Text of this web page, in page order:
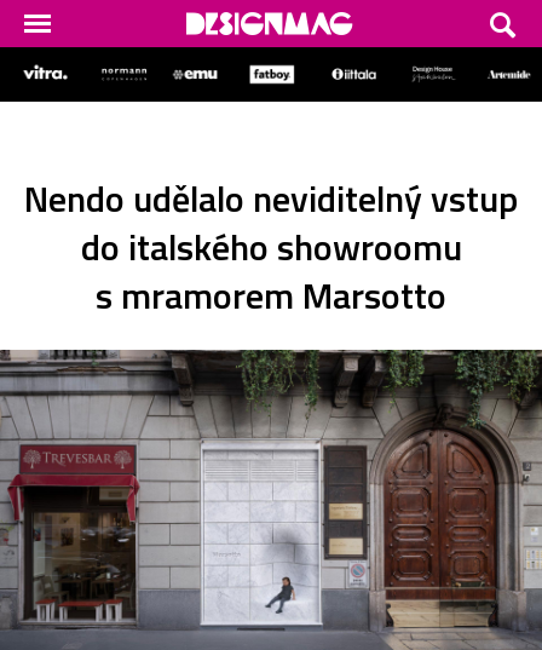
Nendo udělalo neviditelný vstup
do italského showroomu
s mramorem Marsotto